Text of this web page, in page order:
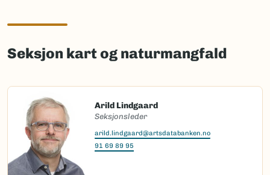
Seksjon kart og naturmangfald
Arild Lindgaard
Seksjonsleder
arild.lindgaard@artsdatabanken.no
91 69 89 95